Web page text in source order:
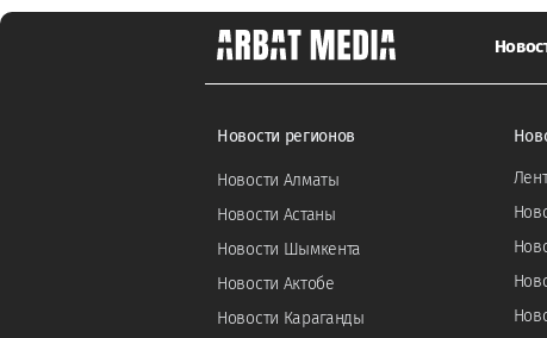
Новости регионов
Новости Алматы
Новости Астаны
Новости Шымкента
Новости Актобе
Новости Караганды